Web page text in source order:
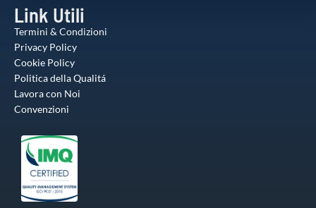
Link Utili
Termini & Condizioni
Privacy Policy
Cookie Policy
Politica della Qualitá
Lavora con Noi
Convenzioni